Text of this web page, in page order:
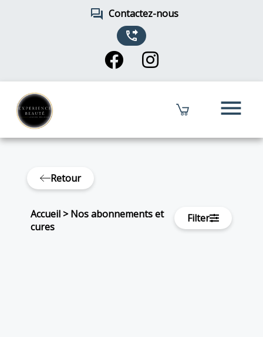
forum Contactez-nous
phone_forwarded
menu
Retour
Accueil >Nos abonnements et
cures
Filter